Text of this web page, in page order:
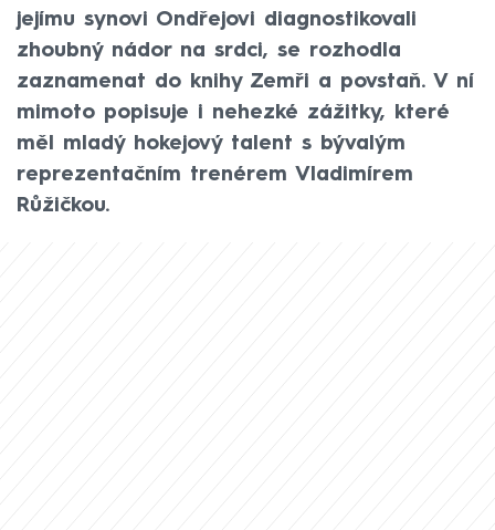
jejímu synovi Ondřejovi diagnostikovali
zhoubný nádor na srdci, se rozhodla
zaznamenat do knihy Zemři a povstaň. V ní
mimoto popisuje i nehezké zážitky, které
měl mladý hokejový talent s bývalým
reprezentačním trenérem Vladimírem
Růžičkou.